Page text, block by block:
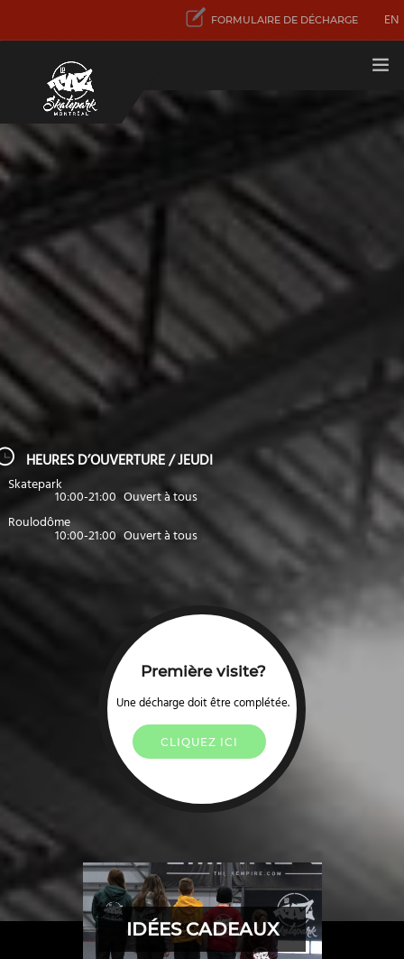
FORMULAIRE DE DÉCHARGE EN
TARIFS
ACTIVITÉS
CONCENTRATION SPORT SKATEBOARD
Première visite?
Une décharge doit être complétée.
CLIQUEZ ICI
HEURES D’OUVERTURE / JEUDI
Skatepark
10:00-21:00 Ouvert à tous
Roulodôme
10:00-21:00 Ouvert à tous
IDÉES CADEAUX